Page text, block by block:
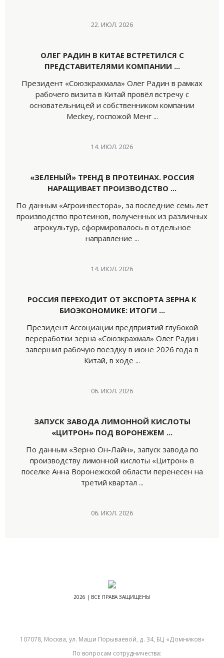
22. ИЮЛ. 2026
ОЛЕГ РАДИН В КИТАЕ ВСТРЕТИЛСЯ С
ПРЕДСТАВИТЕЛЯМИ КОМПАНИИ ...
Президент «Союзкрахмала» Олег Радин в рамках
рабочего визита в Китай провёл встречу с
основательницей и собственником компании
Meckey, госпожой Менг ...
14. ИЮЛ. 2026
«ЗЕЛЕНЫЙ» ТРЕНД В ПРОТЕИНАХ. РОССИЯ
НАРАЩИВАЕТ ПРОИЗВОДСТВО ...
По данным «Агроинвестора», за последние семь лет
производство протеинов, полученных из различных
агрокультур, сформировалось в отдельное
направление ...
14. ИЮЛ. 2026
РОССИЯ ПЕРЕХОДИТ ОТ ЭКСПОРТА ЗЕРНА К
БИОЭКОНОМИКЕ: ИТОГИ ...
Президент Ассоциации предприятий глубокой
переработки зерна «Союзкрахмал» Олег Радин
завершил рабочую поездку в июне 2026 года в
Китай, в ходе ...
06. ИЮЛ. 2026
ЗАПУСК ЗАВОДА ЛИМОННОЙ КИСЛОТЫ
«ЦИТРОН» ПОД ВОРОНЕЖЕМ ...
По данным «Зерно Он-Лайн», запуск завода по
производству лимонной кислоты «Цитрон» в
поселке Анна Воронежской области перенесен на
третий квартал ...
06. ИЮЛ. 2026
2026 | ВСЕ ПРАВА ЗАЩИЩЕНЫ
107078, Москва, ул. Маши Порываевой, д. 34, БЦ «Домников»
По вопросам сотрудничества: